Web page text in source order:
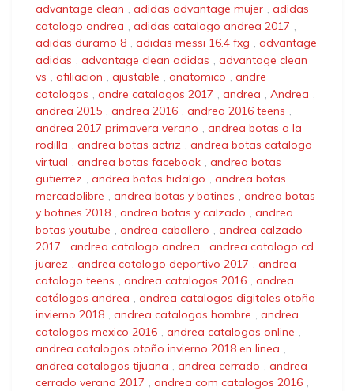
advantage clean , adidas advantage mujer , adidas
catalogo andrea , adidas catalogo andrea 2017 ,
adidas duramo 8 , adidas messi 16.4 fxg , advantage
adidas , advantage clean adidas , advantage clean
vs , afiliacion , ajustable , anatomico , andre
catalogos , andre catalogos 2017 , andrea , Andrea ,
andrea 2015 , andrea 2016 , andrea 2016 teens ,
andrea 2017 primavera verano , andrea botas a la
rodilla , andrea botas actriz , andrea botas catalogo
virtual , andrea botas facebook , andrea botas
gutierrez , andrea botas hidalgo , andrea botas
mercadolibre , andrea botas y botines , andrea botas
y botines 2018 , andrea botas y calzado , andrea
botas youtube , andrea caballero , andrea calzado
2017 , andrea catalogo andrea , andrea catalogo cd
juarez , andrea catalogo deportivo 2017 , andrea
catalogo teens , andrea catalogos 2016 , andrea
catálogos andrea , andrea catalogos digitales otoño
invierno 2018 , andrea catalogos hombre , andrea
catalogos mexico 2016 , andrea catalogos online ,
andrea catalogos otoño invierno 2018 en linea ,
andrea catalogos tijuana
andrea cerrado
andrea
cerrado verano 2017 , andrea com catalogos 2016 ,